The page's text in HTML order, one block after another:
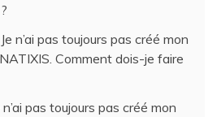
Je n’ai pas toujours pas créé mon
Comment dois-je faire
n’ai pas toujours pas créé mon